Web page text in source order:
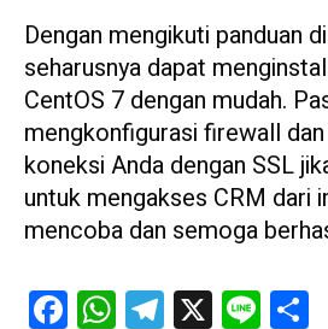
Dengan mengikuti panduan
seharusnya dapat
CentOS 7 dengan mudah.
mengkonfigurasi firewall
koneksi Anda dengan SSL
untuk mengakses CRM dari
mencoba dan semoga
FacebookWhatsAppTelegram
X Line